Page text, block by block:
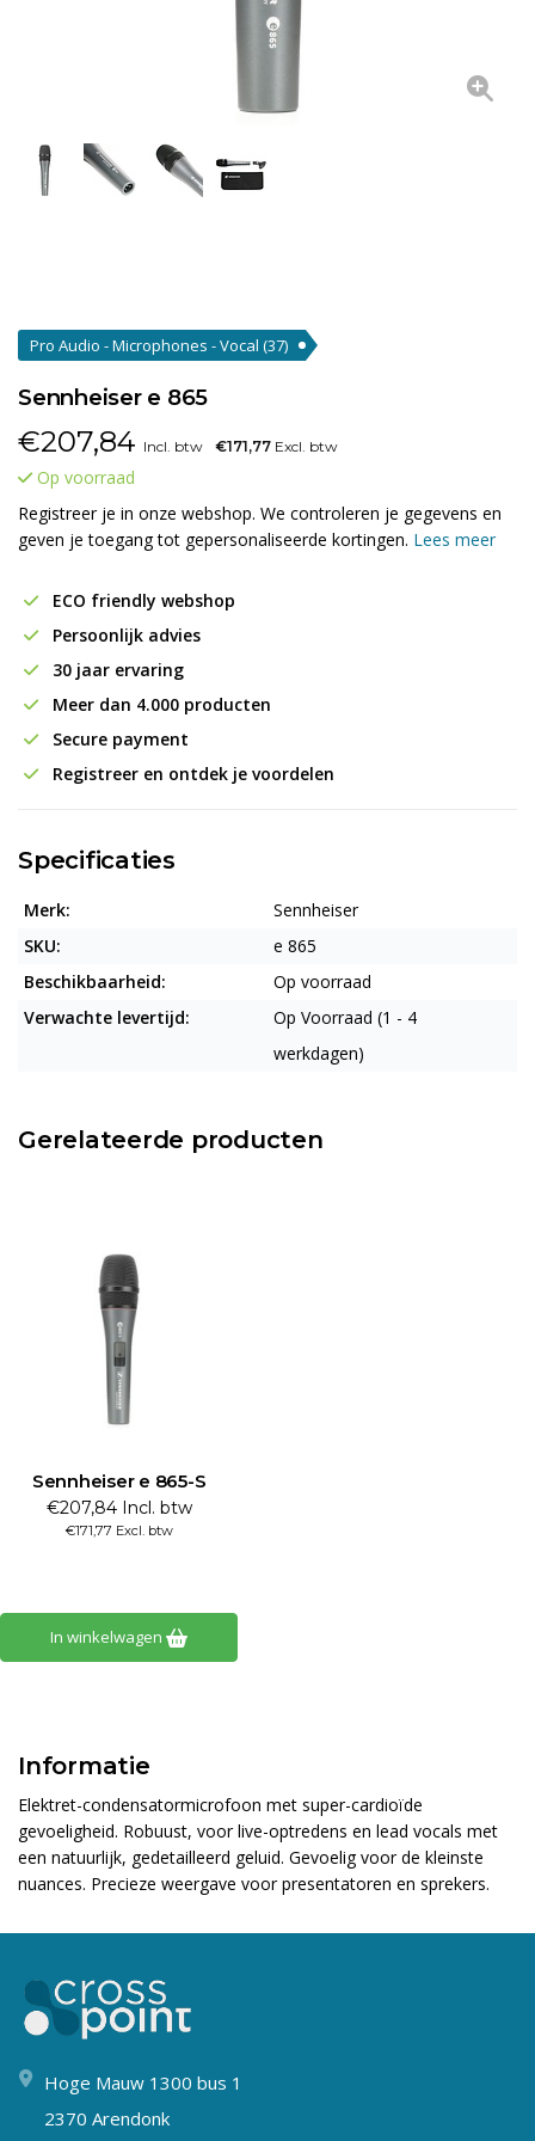
Pro Audio - Microphones - Vocal (37)
Sennheiser e 865
€207,84 Incl. btw €171,77 Excl. btw
Op voorraad
Registreer je in onze webshop. We controleren je gegevens en
geven je toegang tot gepersonaliseerde kortingen. Lees meer
ECO friendly webshop
Persoonlijk advies
30 jaar ervaring
Meer dan 4.000 producten
Secure payment
Registreer en ontdek je voordelen
Specificaties
Merk:
Sennheiser
SKU:
e 865
Beschikbaarheid:
Op voorraad
Verwachte levertijd:
Op Voorraad (1 - 4
werkdagen)
Gerelateerde producten
Sennheiser e 865-S
€207,84 Incl. btw
€171,77 Excl. btw
In winkelwagen
Informatie
Elektret-condensatormicrofoon met super-cardioïde
gevoeligheid. Robuust, voor live-optredens en lead vocals met
een natuurlijk, gedetailleerd geluid. Gevoelig voor de kleinste
nuances. Precieze weergave voor presentatoren en sprekers.
Hoge Mauw 1300 bus 1
2370 Arendonk